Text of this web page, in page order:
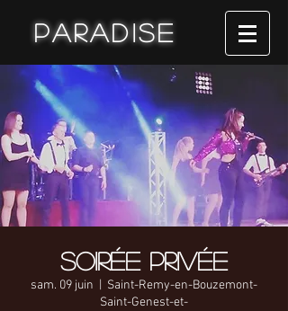
Paradise
Soirée Privée
sam. 09 juin
Saint-Remy-en-Bouzemont-
Saint-Genest-et-